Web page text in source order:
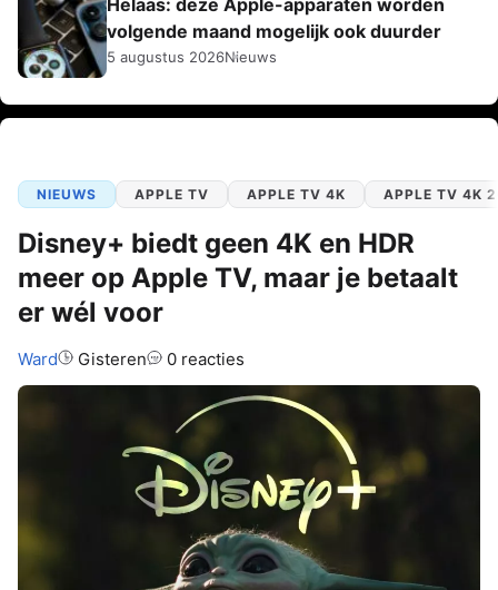
volgende maand mogelijk ook duurder
5 augustus 2026Nieuws
NIEUWS APPLE TV APPLE TV 4K APPLE TV 4K
Disney+ biedt geen 4K en HDR
meer op Apple TV, maar je betaalt
er wél voor
Auteur:
Ward Gisteren 0 reacties